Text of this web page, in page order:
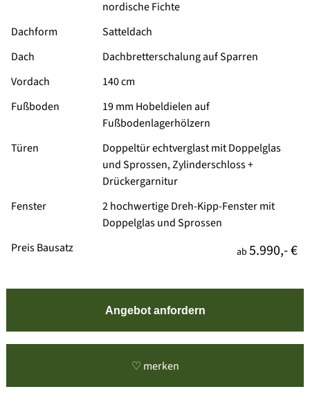
nordische Fichte
Dachform
Satteldach
Dach
Dachbretterschalung auf Sparren
Vordach
140 cm
Fußboden
19 mm Hobeldielen auf
Fußbodenlagerhölzern
Türen
Doppeltür echtverglast mit Doppelglas
und Sprossen, Zylinderschloss +
Drückergarnitur
Fenster
2 hochwertige Dreh-Kipp-Fenster mit
Doppelglas und Sprossen
Preis Bausatz
ab 5.990,- €
Angebot anfordern
♡ merken